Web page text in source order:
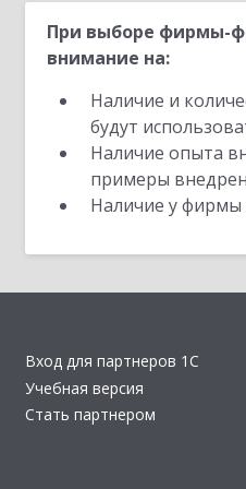
При выборе фирмы-
внимание на:
Наличие и
будут
Наличие опыта
примеры
Наличие у фирмы
Вход для партнеров 1С
Учебная версия
Стать партнером